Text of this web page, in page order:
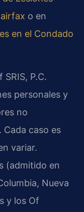
o en
en el Condado
P.C.
personales y
no
Cada caso es
variar.
(admitido en
Nueva
y los Of